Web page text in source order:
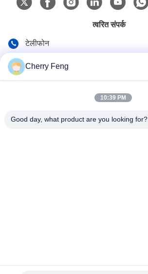
त्वरित संपर्क
टेलीफोन
ई-मेल
sales@balerofchina.com
Cherry Feng
10:39 PM
Good day, what product are you looking for?